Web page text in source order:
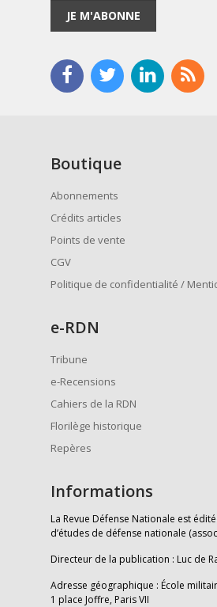
JE M'ABONNE
Boutique
Abonnements
Crédits articles
Points de vente
CGV
Politique de confidentialité /
e-RDN
Tribune
e-Recensions
Cahiers de la RDN
Florilège historique
Repères
Informations
La Revue Défense Nationale est
d’études de défense nationale
Directeur de la publication : Luc de
Adresse géographique : École
1 place Joffre, Paris VII